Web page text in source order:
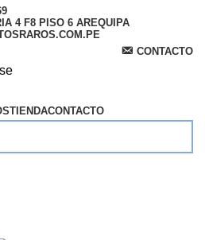
4 F8 PISO 6 AREQUIPA
CONTACTO
TIENDACONTACTO